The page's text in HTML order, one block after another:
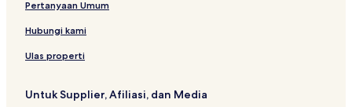
n
e
r
d
i
a
s
2
0
e
J
n
r
i
r
a
b
n
a
C
p
a
Pertanyaan Umum
Hubungi kami
Ulas properti
Untuk Supplier, Afiliasi, dan Media